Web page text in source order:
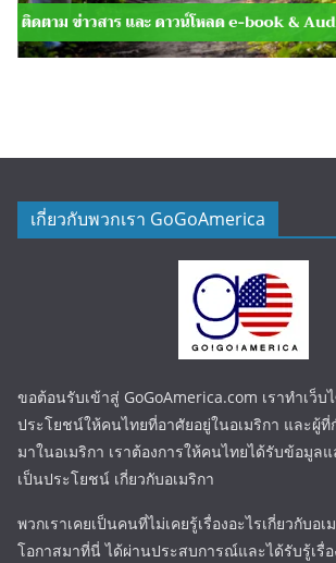
เกี่ยวกับพวกเรา GoGoAmerica
ขอต้อนรับเข้าสู่ GoGoAmerica.com เราทำเว็
ประโยชน์ให้คนไทยที่อาศัยอยู่ในอเมริกา และผู้ที่
มาในอเมริกา เราต้องการให้คนไทยได้รับข้อมูลแ
เป็นประโยชน์ เกี่ยวกับอเมริกา
พวกเราเคยเป็นคนที่ไม่เคยรู้เรื่องอะไรเกี่ยวกับอเ
โอกาสมาที่นี่ ได้ผ่านประสบการณ์และได้รับรู้เรื่